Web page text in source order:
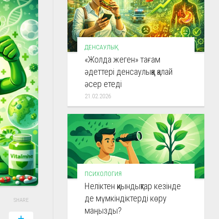
SHARE
ДЕНСАУЛЫҚ
«Жолда жеген» тағам
әдеттері денсаулыққа қалай
әсер етеді
21.02.2026
ПСИХОЛОГИЯ
Неліктен қиындықтар кезінде
де мүмкіндіктерді көру
маңызды?